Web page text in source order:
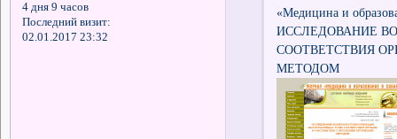
4 дня 9 часов
Последний визит:
02.01.2017 23:32
«Медицина и
ИССЛЕДОВАНИЕ
СООТВЕТСТВИЯ
МЕТОДОМ